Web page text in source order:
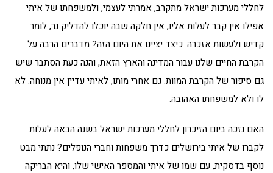
לחללי מערכות ישראל מתקרב, אמרתי לעצמי, ולמשפחתו של איתי
אפילו אין קבר לעלות אליו, אין חלקה שבה יוכלו להדליק נר, לומר
קדיש ולעשות אזכרה. כיצד יציינו את היום הזה? מדברים הרבה על
הקרבת החיים שלנו עבור המדינה והארץ הזאת, והנה כעת הסתבר שיש
גם סיפור של הקרבת המוות. גם אחרי מותו, לאיתי עדיין אין מנוחה. לא
לו ולא למשפחתו האהובה.
האם נזכה ביום הזיכרון לחללי מערכות ישראל בשנה הבאה לעלות
לקברו של איתי בירושלים כדרך משפחות וחברי הנופלים? נתתי מבט
נוסף בדסקית, עם שמו של איתי והמספר האישי שלו, והיא הבריקה